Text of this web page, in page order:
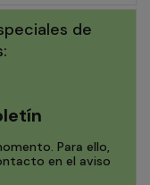
de
Para ello,
en el aviso